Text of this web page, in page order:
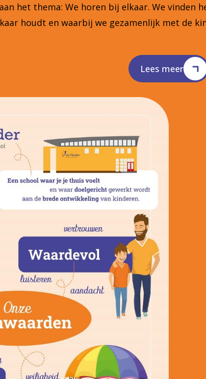
het thema: We horen bij elkaar. We vinden
houdt en waarbij we gezamenlijk met de
Lees meer